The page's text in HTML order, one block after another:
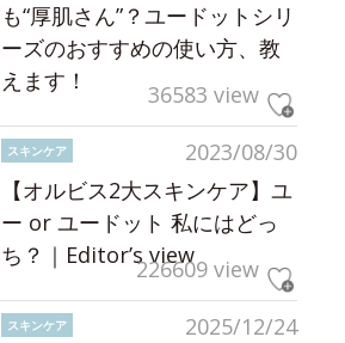
も“厚肌さん”？ユードットシリ
ーズのおすすめの使い方、教
えます！
36583 view
2023/08/30
スキンケア
【オルビス2大スキンケア】ユ
ー or ユードット 私にはどっ
ち？｜Editor’s view226609 view
2025/12/24
スキンケア